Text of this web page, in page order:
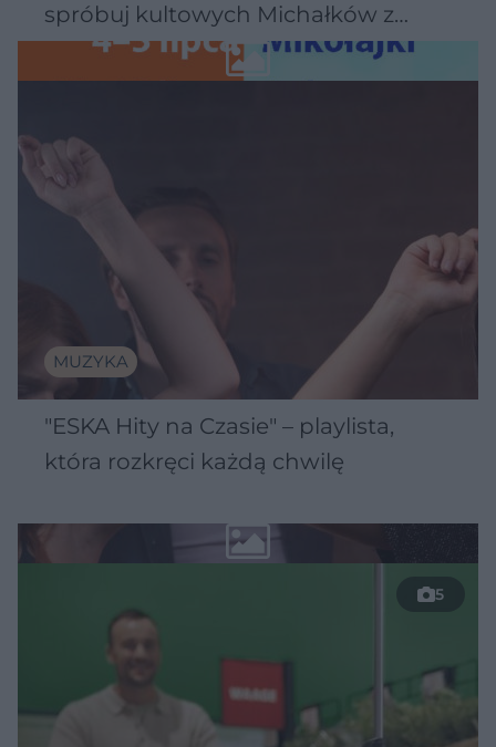
spróbuj kultowych Michałków z
Wawelu
MUZYKA
"ESKA Hity na Czasie" – playlista,
która rozkręci każdą chwilę
5